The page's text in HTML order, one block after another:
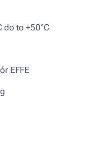
do to +50°C
EFFE